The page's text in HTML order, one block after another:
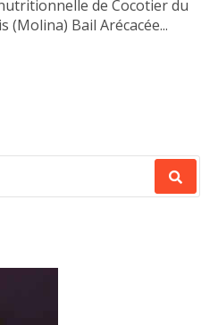
de Cocotier du
(Molina) Bail Arécacée...